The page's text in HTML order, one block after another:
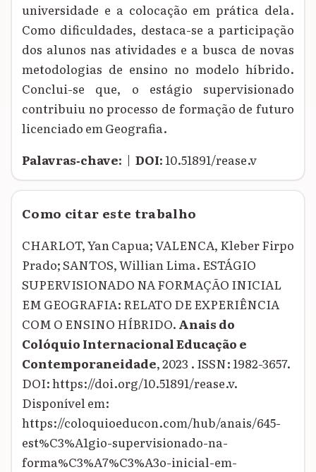
universidade e a colocação em prática dela.
Como dificuldades, destaca-se a participação
dos alunos nas atividades e a busca de novas
metodologias de ensino no modelo híbrido.
Conclui-se que, o estágio supervisionado
contribuiu no processo de formação de futuro
licenciado em Geografia.
Palavras‑chave: | DOI: 10.51891/rease.v
Como citar este trabalho
CHARLOT, Yan Capua; VALENCA, Kleber Firpo
Prado; SANTOS, Willian Lima. ESTÁGIO
SUPERVISIONADO NA FORMAÇÃO INICIAL
EM GEOGRAFIA: RELATO DE EXPERIÊNCIA
COM O ENSINO HÍBRIDO. Anais do
Colóquio Internacional Educação e
Contemporaneidade, 2023 . ISSN: 1982-3657.
DOI: https://doi.org/10.51891/rease.v.
Disponível em:
https://coloquioeducon.com/hub/anais/645-
est%C3%A1gio-supervisionado-na-
forma%C3%A7%C3%A3o-inicial-em-